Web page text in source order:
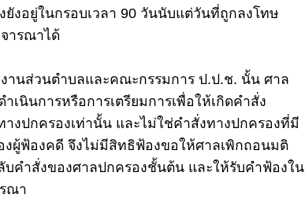
งอยู่ในกรอบเวลา 90 วันนับแต่วันที่ถูกลงโทษ
ารณาได้
นส่วนตำบลและคณะกรรมการ ป.ป.ช. นั้น ศาล
เนินการหรือการเตรียมการเพื่อให้เกิดคำสั่ง
งปกครองเท่านั้น และไม่ใช่คำสั่งทางปกครองที่มี
ผู้ฟ้องคดี จึงไม่มีสิทธิฟ้องขอให้ศาลเพิกถอนมติ
คำสั่งของศาลปกครองชั้นต้น และให้รับคำฟ้องใน
ณา